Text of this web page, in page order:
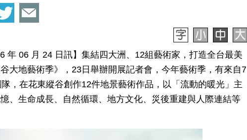
年 06 月 24 日訊】集結四大洲、12組藝術家，打造全台最美
大地藝術季》，23日舉辦開展記者會，今年藝術季，有來自7
，在花東縱谷創作12件地景藝術作品，以「流動的暖光」主
、生命成長、自然循環、地方文化、災後重建與人際連結等